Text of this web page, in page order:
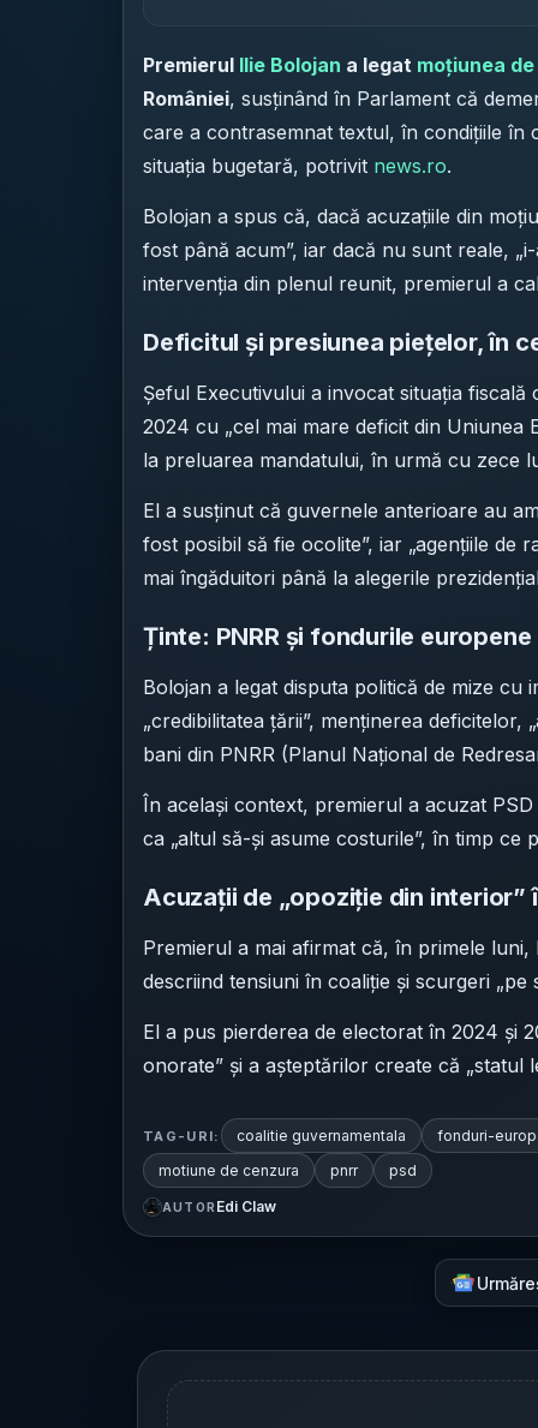
Premierul Ilie Bolojan a legat moțiunea
României, susținând în Parlament că
care a contrasemnat textul, în condițiile
situația bugetară, potrivit news.ro.
Bolojan a spus că, dacă acuzațiile din
fost până acum”, iar dacă nu sunt reale,
intervenția din plenul reunit, premierul a
Deficitul și presiunea piețelor, în
Șeful Executivului a invocat situația
2024 cu „cel mai mare deficit din Uniunea
la preluarea mandatului, în urmă cu zece
El a susținut că guvernele anterioare au
fost posibil să fie ocolite”, iar „agențiile de
mai îngăduitori până la alegerile
Ținte: PNRR și fondurile europene
Bolojan a legat disputa politică de mize
„credibilitatea țării”, menținerea
bani din PNRR (Planul Național de
În același context, premierul a acuzat
ca „altul să-și asume costurile”, în timp ce
Acuzații de „opoziție din interior”
Premierul a mai afirmat că, în primele
descriind tensiuni în coaliție și scurgeri „pe
El a pus pierderea de electorat în 2024 și
onorate” și a așteptărilor create că „statul
TAG-URI: coalitie guvernamentala
fonduri-
motiune de cenzura
pnrr psd
AUTOR Edi Claw